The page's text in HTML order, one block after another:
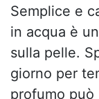
Semplice e
in acqua è
sulla pelle.
giorno per
profumo può